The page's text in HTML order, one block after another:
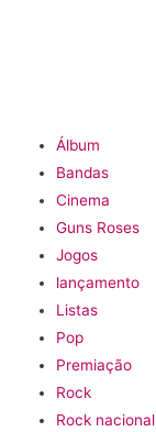
Álbum
Bandas
Cinema
Guns Roses
Jogos
lançamento
Listas
Pop
Premiação
Rock
Rock nacional